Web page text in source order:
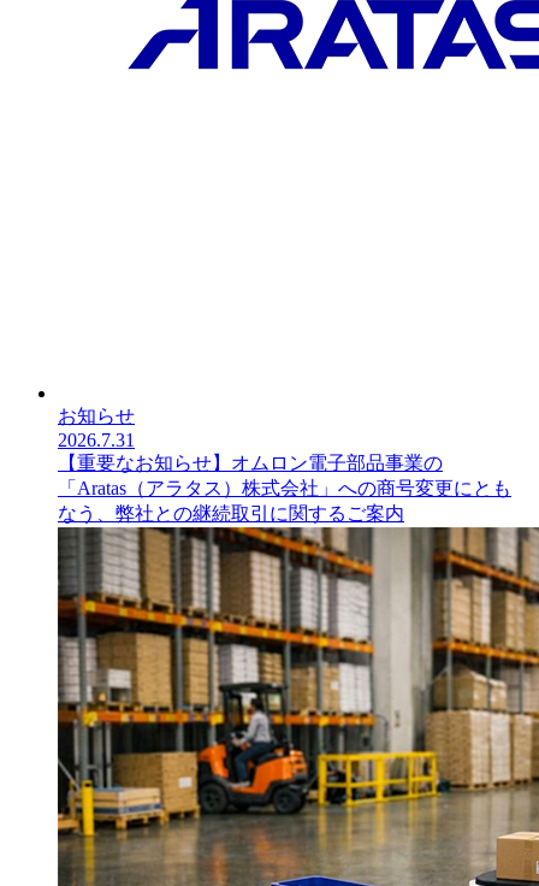
お知らせ
2026.7.31
【重要なお知らせ】オムロン電子部品事業の
「Aratas（アラタス）株式会社」への商号変更にとも
なう、弊社との継続取引に関するご案内